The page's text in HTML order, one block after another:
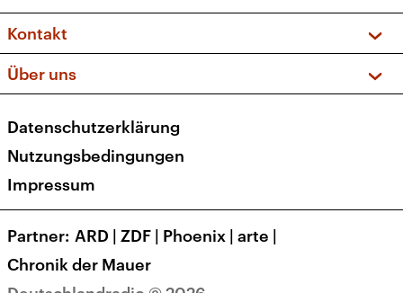
Kakadu – Das Kinderprogramm
Frequenzen (UKW + DAB+)
FAQ
Apps
Newsletter
Veranstaltungen
Kontakt
Social Media
Über uns
Presse
Karriere
Transparenz
Datenschutzerklärung
Nutzungsbedingungen
Impressum
Partner ARD | ZDF | Phoenix | arte |
Chronik der Mauer